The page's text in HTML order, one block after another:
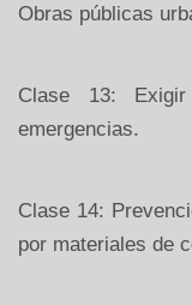
Obras públicas
Clase 13:
emergencias.
Clase 14:
por materiales de